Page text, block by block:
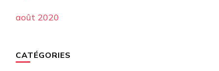
août 2020
CATÉGORIES